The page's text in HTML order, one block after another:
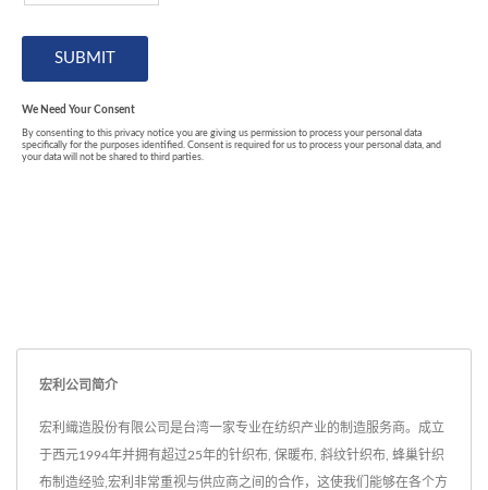
宏利公司简介
宏利織造股份有限公司是台湾一家专业在纺织产业的制造服务商。成立
于西元1994年并拥有超过25年的针织布, 保暖布, 斜纹针织布, 蜂巢针织
布制造经验,宏利非常重视与供应商之间的合作，这使我们能够在各个方